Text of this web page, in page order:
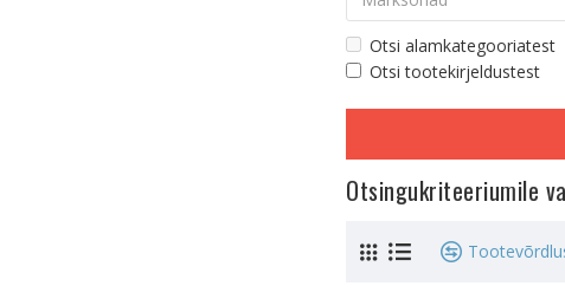
Otsi alamkategooriatest
Otsi tootekirjeldustest
Otsingukriteeriumile